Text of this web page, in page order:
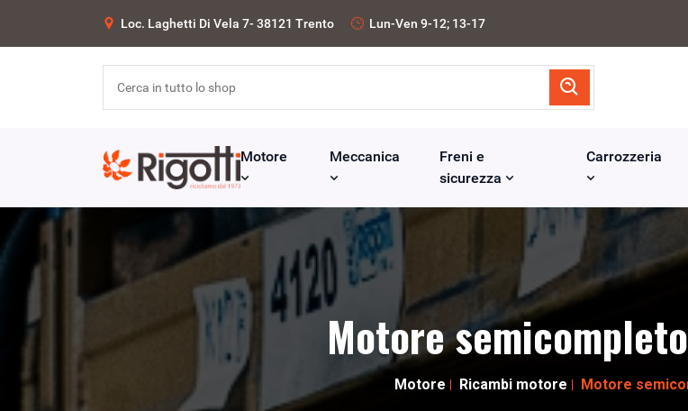
Loc. Laghetti Di Vela 7- 38121 Trento Lun-Ven 9-12; 13-17
Motore Meccanica
Freni e
sicurezza
Carrozzeria
Motore
Motore Ricambi motore Motore